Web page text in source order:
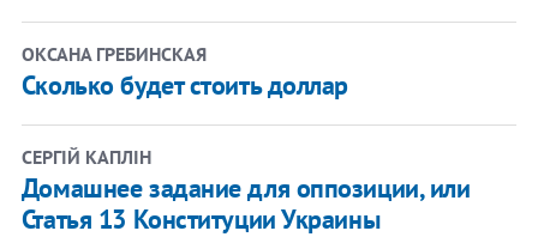
ОКСАНА ГРЕБИНСКАЯ
Сколько будет стоить доллар
СЕРГІЙ КАПЛІН
Домашнее задание для оппозиции, или
Статья 13 Конституции Украины